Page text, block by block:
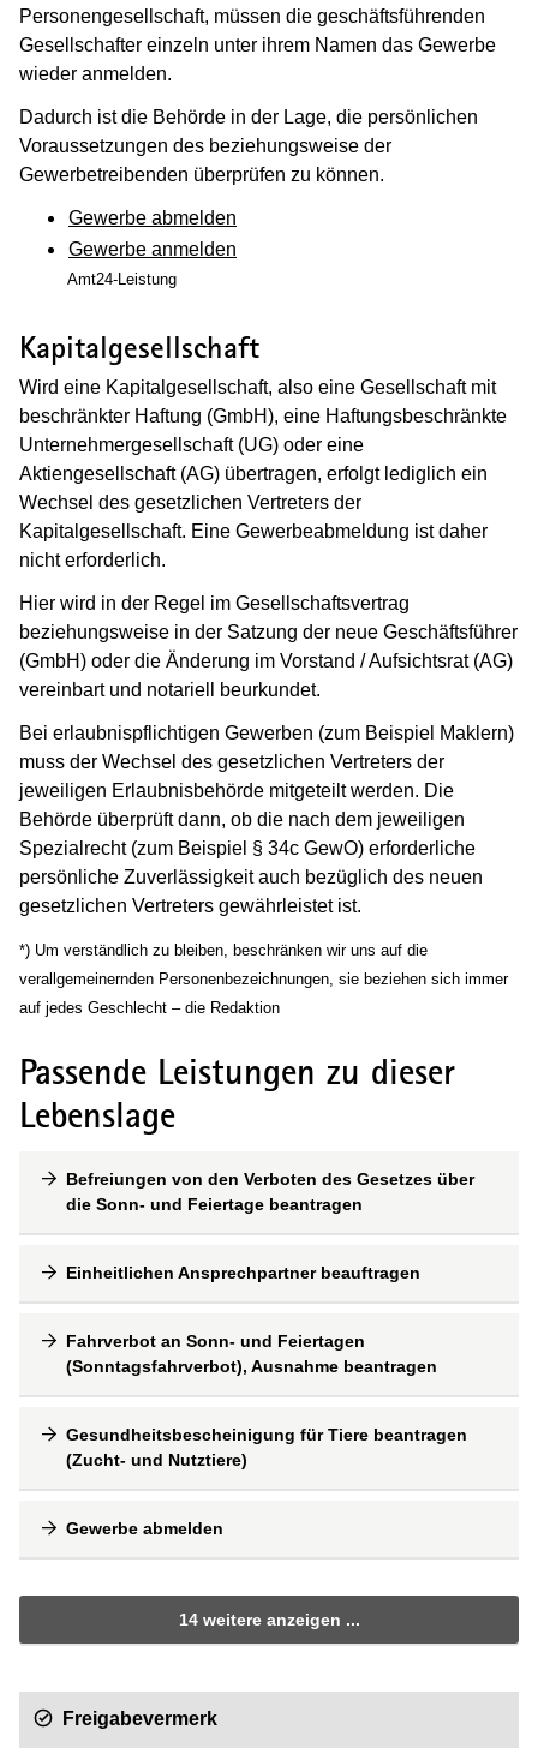
Personengesellschaft, müssen die geschäftsführenden
Gesellschafter einzeln unter ihrem Namen das Gewerbe
wieder anmelden.
Dadurch ist die Behörde in der Lage, die persönlichen
Voraussetzungen des beziehungsweise der
Gewerbetreibenden überprüfen zu können.
Gewerbe abmelden
Gewerbe anmelden
Amt24-Leistung
Kapitalgesellschaft
Wird eine Kapitalgesellschaft, also eine Gesellschaft mit
beschränkter Haftung (GmbH), eine Haftungsbeschränkte
Unternehmergesellschaft (UG) oder eine
Aktiengesellschaft (AG) übertragen, erfolgt lediglich ein
Wechsel des gesetzlichen Vertreters der
Kapitalgesellschaft. Eine Gewerbeabmeldung ist daher
nicht erforderlich.
Hier wird in der Regel im Gesellschaftsvertrag
beziehungsweise in der Satzung der neue Geschäftsführer
(GmbH) oder die Änderung im Vorstand / Aufsichtsrat (AG)
vereinbart und notariell beurkundet.
Bei erlaubnispflichtigen Gewerben (zum Beispiel Maklern)
muss der Wechsel des gesetzlichen Vertreters der
jeweiligen Erlaubnisbehörde mitgeteilt werden. Die
Behörde überprüft dann, ob die nach dem jeweiligen
Spezialrecht (zum Beispiel § 34c GewO) erforderliche
persönliche Zuverlässigkeit auch bezüglich des neuen
gesetzlichen Vertreters gewährleistet ist.
*) Um verständlich zu bleiben, beschränken wir uns auf die
verallgemeinernden Personenbezeichnungen, sie beziehen sich immer
auf jedes Geschlecht – die Redaktion
Passende Leistungen zu dieser
Lebenslage
Befreiungen von den Verboten des Gesetzes über
die Sonn- und Feiertage beantragen
Einheitlichen Ansprechpartner beauftragen
Fahrverbot an Sonn- und Feiertagen
(Sonntagsfahrverbot), Ausnahme beantragen
Gesundheitsbescheinigung für Tiere beantragen
(Zucht- und Nutztiere)
Gewerbe abmelden
14 weitere anzeigen ...
Freigabevermerk